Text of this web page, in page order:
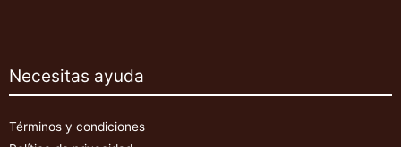
Necesitas ayuda
Términos y condiciones